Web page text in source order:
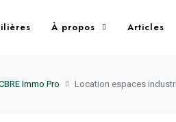
À propos Articles
Immo Pro Location espaces